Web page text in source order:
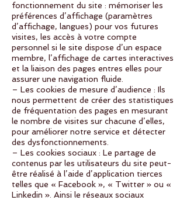
fonctionnement du site : mémoriser les
préférences d’affichage (paramètres
d’affichage, langues) pour vos futures
visites, les accès à votre compte
personnel si le site dispose d’un espace
membre, l’affichage de cartes interactives
et la liaison des pages entres elles pour
assurer une navigation fluide.
– Les cookies de mesure d’audience : Ils
nous permettent de créer des statistiques
de fréquentation des pages en mesurant
le nombre de visites sur chacune d’elles,
pour améliorer notre service et détecter
des dysfonctionnements.
– Les cookies sociaux : Le partage de
contenus par les utilisateurs du site peut-
être réalisé à l’aide d’application tierces
telles que « Facebook », « Twitter » ou «
Linkedin ». Ainsi le réseaux sociaux